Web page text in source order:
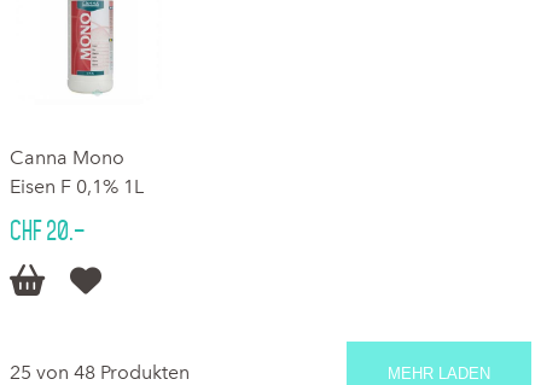
Canna Mono
Eisen F 0,1% 1L
CHF 20.–
 
25 von 48 Produkten MEHR LADEN